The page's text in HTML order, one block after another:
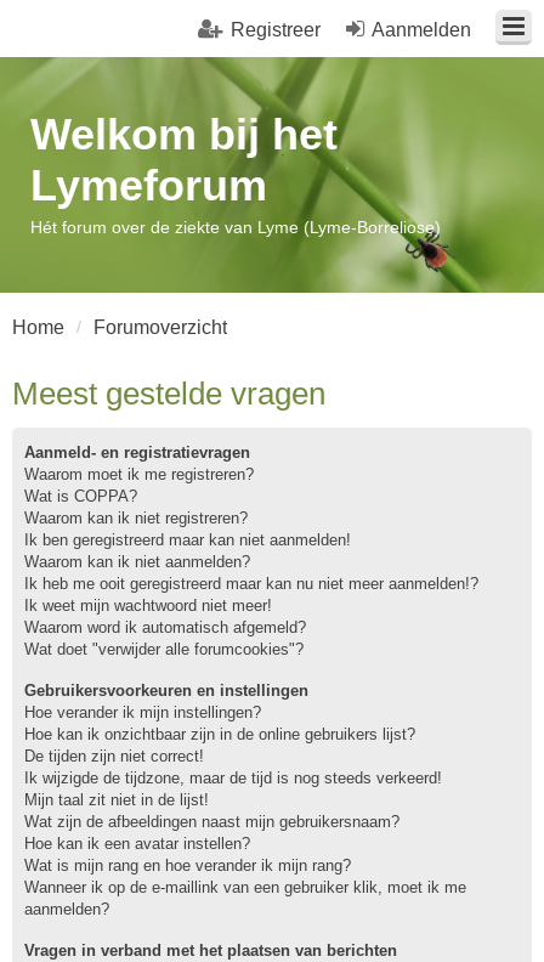
Aanmelden
Registreer
Welkom bij het
Lymeforum
Hét forum over de ziekte van Lyme (Lyme-Borreliose)
Home Forumoverzicht
Meest gestelde vragen
Aanmeld- en registratievragen
Waarom moet ik me registreren?
Wat is COPPA?
Waarom kan ik niet registreren?
Ik ben geregistreerd maar kan niet aanmelden!
Waarom kan ik niet aanmelden?
Ik heb me ooit geregistreerd maar kan nu niet meer aanmelden!?
Ik weet mijn wachtwoord niet meer!
Waarom word ik automatisch afgemeld?
Wat doet "verwijder alle forumcookies"?
Gebruikersvoorkeuren en instellingen
Hoe verander ik mijn instellingen?
Hoe kan ik onzichtbaar zijn in de online gebruikers lijst?
De tijden zijn niet correct!
Ik wijzigde de tijdzone, maar de tijd is nog steeds verkeerd!
Mijn taal zit niet in de lijst!
Wat zijn de afbeeldingen naast mijn gebruikersnaam?
Hoe kan ik een avatar instellen?
Wat is mijn rang en hoe verander ik mijn rang?
Wanneer ik op de e-maillink van een gebruiker klik, moet ik me
aanmelden?
Vragen in verband met het plaatsen van berichten